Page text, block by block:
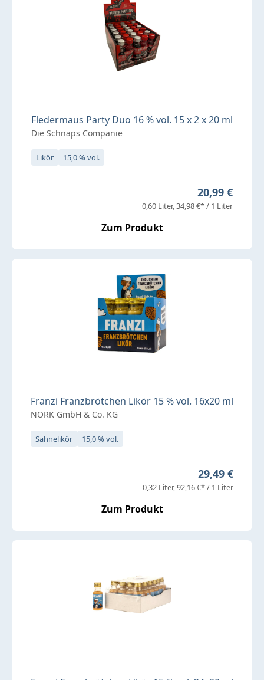
Fledermaus Party Duo 16 % vol. 15 x 2 x 20 ml
Die Schnaps Companie
Likör 15,0 % vol.
Regulärer
20,99 €
0,60 Liter 34,98 €* / 1 Liter
Zum Produkt
Franzi Franzbrötchen Likör 15 % vol. 16x20 ml
NORK GmbH & Co. KG
Sahnelikör 15,0 % vol.
Regulärer
29,49 €
0,32 Liter 92,16 €* / 1 Liter
Zum Produkt